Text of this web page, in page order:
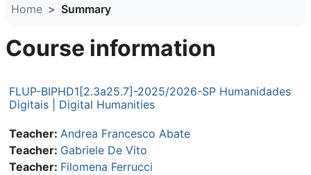
Home Summary
Course information
FLUP-BIPHD1[2.3a25.7]-2025/2026-SP Humanidades
Digitais | Digital Humanities
Teacher: Andrea Francesco Abate
Teacher: Gabriele De Vito
Teacher: Filomena Ferrucci